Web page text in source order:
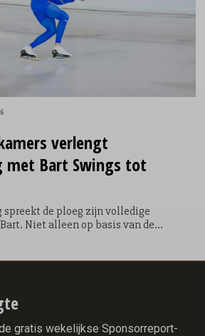
verlengt
met Bart Swings tot
de ploeg zijn volledige
van de
van Team X²O Badkamers. Bart won
4 Europese titels (mass start) en 4
5000 & 2 x mass start).
gratis wekelijkse Sponsorreport-